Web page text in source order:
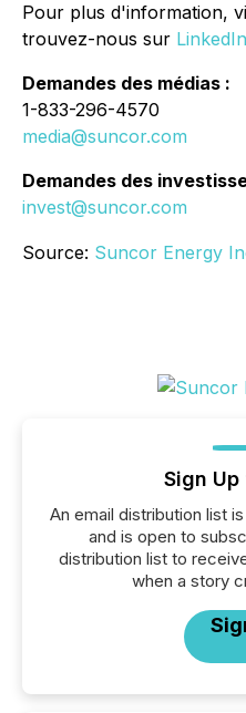
Pour plus d'information,
trouvez-nous sur LinkedIn
Demandes des médias :
1-833-296-4570
media@suncor.com
Demandes des
invest@suncor.com
Source: Suncor Energy
Sign
An email distribution list
and is open to
distribution list to
when a story